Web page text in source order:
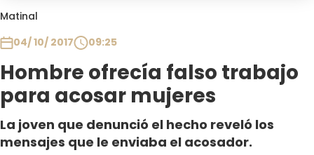
Matinal
04/ 10/ 2017
09:25
Hombre ofrecía falso trabajo
para acosar mujeres
La joven que denunció el hecho reveló los
mensajes que le enviaba el acosador.
Club De La Comedia
Contigo en Directo
Plan Perfecto
El Tiempo
Sabingo
Todos Los Programas